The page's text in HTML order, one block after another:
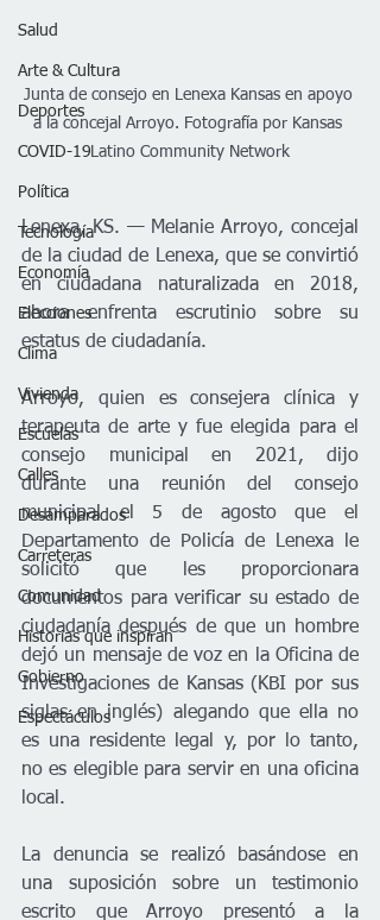
Salud
Arte & Cultura
Deportes
COVID-19
Política
Tecnología
Economía
Elecciones
Clima
Vivienda
Escuelas
Calles
Desamparados
Carreteras
Comunidad
Historias que inspiran
Gobierno
Espectáculos
Junta de consejo en Lenexa Kansas en apoyo
a la concejal Arroyo. Fotografía por Kansas
Latino Community Network
Lenexa, KS. — Melanie Arroyo, concejal
de la ciudad de Lenexa, que se convirtió
en ciudadana naturalizada en 2018,
ahora enfrenta escrutinio sobre su
estatus de ciudadanía.
Arroyo, quien es consejera clínica y
terapeuta de arte y fue elegida para el
consejo municipal en 2021, dijo
durante una reunión del consejo
municipal el 5 de agosto que el
Departamento de Policía de Lenexa le
solicitó que les proporcionara
documentos para verificar su estado de
ciudadanía después de que un hombre
dejó un mensaje de voz en la Oficina de
Investigaciones de Kansas (KBI por sus
siglas en inglés) alegando que ella no
es una residente legal y, por lo tanto,
no es elegible para servir en una oficina
local.
La denuncia se realizó basándose en
una suposición sobre un testimonio
escrito que Arroyo presentó a la